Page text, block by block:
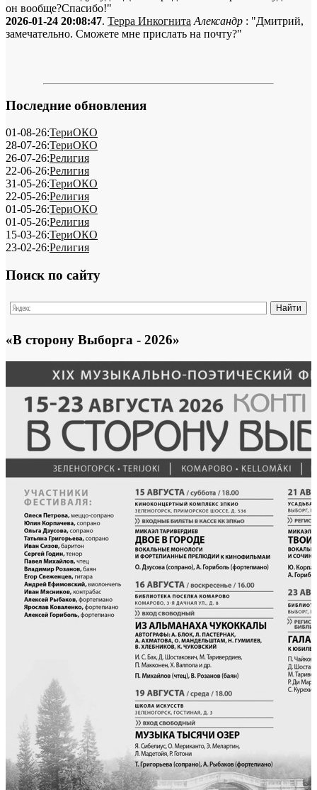
он вообще?Спасибо!"
2026-01-24 20:08:47. Терра Инкогнита Александр : "Дмитрий,
замечательно. Сможете мне прислать на почту?"
Последние обновления
01-08-26:ТериОКО
28-07-26:ТериОКО
26-07-26:Религия
22-06-26:Религия
31-05-26:ТериОКО
22-05-26:Религия
01-05-26:ТериОКО
01-05-26:Религия
15-03-26:ТериОКО
23-02-26:Религия
Поиск по сайту
«В сторону Выборга - 2026»